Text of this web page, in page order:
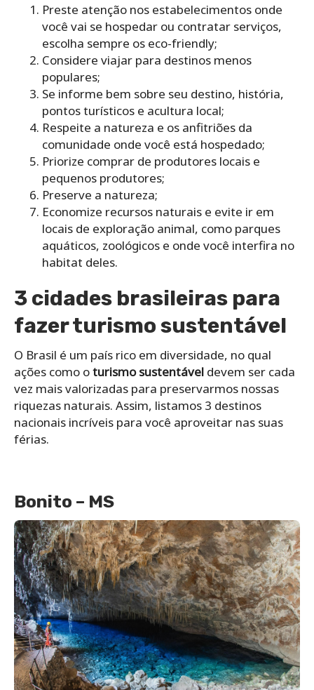
Preste atenção nos estabelecimentos onde
você vai se hospedar ou contratar serviços,
escolha sempre os eco-friendly;
Considere viajar para destinos menos
populares;
Se informe bem sobre seu destino, história,
pontos turísticos e acultura local;
Respeite a natureza e os anfitriões da
comunidade onde você está hospedado;
Priorize comprar de produtores locais e
pequenos produtores;
Preserve a natureza;
Economize recursos naturais e evite ir em
locais de exploração animal, como parques
aquáticos, zoológicos e onde você interfira no
habitat deles.
3 cidades brasileiras para
fazer turismo sustentável
O Brasil é um país rico em diversidade, no qual
ações como oturismo sustentável devem ser cada
vez mais valorizadas para preservarmos nossas
riquezas naturais. Assim, listamos 3 destinos
nacionais incríveis para você aproveitar nas suas
férias.
Bonito – MS